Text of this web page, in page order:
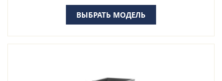
ВЫБРАТЬ МОДЕЛЬ